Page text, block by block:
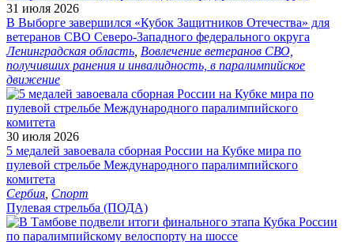
31 июля 2026
В Выборге завершился «Кубок Защитников Отечества» для
ветеранов СВО Северо-Западного федерального округа
Ленинградская область Вовлечение ветеранов СВО,
получивших ранения и инвалидность, в паралимпийское
движение
30 июля 2026
5 медалей завоевала сборная России на Кубке мира по
пулевой стрельбе Международного паралимпийского
комитета
Сербия Спорт
Пулевая стрельба (ПОДА)